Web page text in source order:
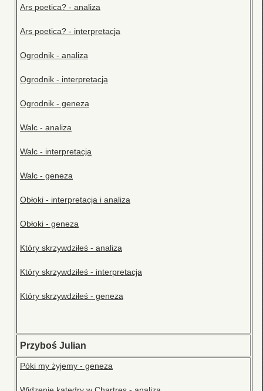
Ars poetica? - analiza
Ars poetica? - interpretacja
Ogrodnik - analiza
Ogrodnik - interpretacja
Ogrodnik - geneza
Walc - analiza
Walc - interpretacja
Walc - geneza
Obłoki - interpretacja i analiza
Obłoki - geneza
Który skrzywdziłeś - analiza
Który skrzywdziłeś - interpretacja
Który skrzywdziłeś - geneza
Przyboś Julian
Póki my żyjemy - geneza